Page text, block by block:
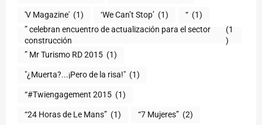
'V Magazine' (1) ‘We Can’t Stop’ (1) “ (1)
” celebran encuentro de actualización para el sector
construcción
(1
)
” Mr Turismo RD 2015 (1)
"¿Muerta?...¡Pero de la risa!" (1)
“#Twiengagement 2015 (1)
“24 Horas de Le Mans” (1) “7 Mujeres” (2)